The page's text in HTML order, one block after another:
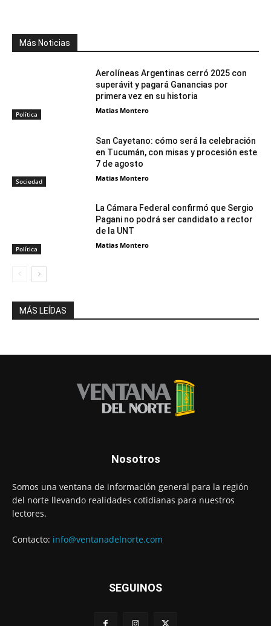
Más Noticias
Política
Aerolíneas Argentinas cerró 2025 con
superávit y pagará Ganancias por
primera vez en su historia
Matias Montero
Sociedad
San Cayetano: cómo será la celebración
en Tucumán, con misas y procesión este
7 de agosto
Matias Montero
Política
La Cámara Federal confirmó que Sergio
Pagani no podrá ser candidato a rector
de la UNT
Matias Montero
MÁS LEÍDAS
Nosotros
Somos una ventana de información general para la región
del norte llevando realidades cotidianas para nuestros
lectores.
Contacto: info@ventanadelnorte.com
SEGUINOS